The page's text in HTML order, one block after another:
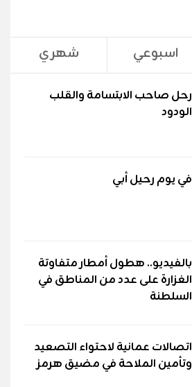
اسبوعي شهري
رحل صاحب الابتسامة والقلب
الودود
في يوم رحيل أبي
بالفيديو.. هطول أمطار متفاوتة
الغزارة على عدد من المناطق في
السلطنة
اتصالات عمانية لاحتواء التصعيد
وتأمين الملاحة في مضيق هرمز